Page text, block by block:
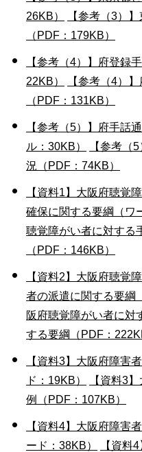
26KB）
【参考（3）
（PDF：179KB）
【参考（4）】府登録
22KB）
【参考（4）
（PDF：131KB）
【参考（5）】府手話
ル：30KB）
【参考（
況（PDF：74KB）
【資料1】大阪府聴覚
確保に関する要綱（ワ
聴覚障がい者に対する
（PDF：146KB）
【資料2】大阪府聴覚
者の派遣に関する要綱
阪府聴覚障がい者に対
する要綱（PDF：
【資料3】大阪府障害
ド：19KB）
【資料3
例（PDF：107KB）
【資料4】大阪府障害
ード：38KB）
【資料